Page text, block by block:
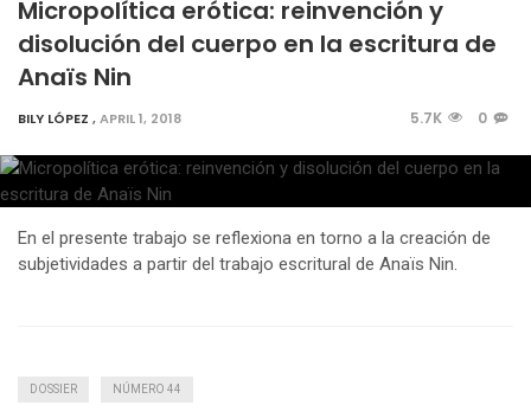
Micropolítica erótica: reinvención y
disolución del cuerpo en la escritura de
Anaïs Nin
BILY LÓPEZ ,APRIL 1, 2018 5.7K 0
En el presente trabajo se reflexiona en torno a la creación de
subjetividades a partir del trabajo escritural de Anaïs Nin.
DOSSIER NÚMERO 44